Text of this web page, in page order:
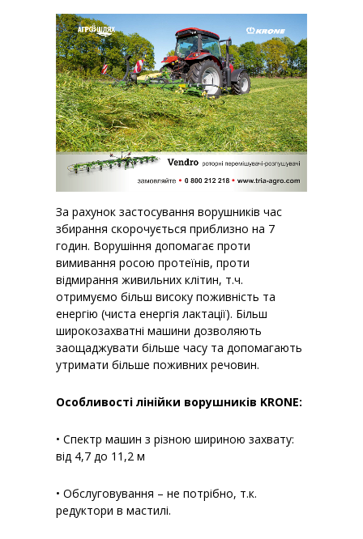
За рахунок застосування ворушників час
збирання скорочується приблизно на 7
годин. Ворушіння допомагає проти
вимивання росою протеїнів, проти
відмирання живильних клітин, т.ч.
отримуємо більш високу поживність та
енергію (чиста енергія лактації). Більш
широкозахватні машини дозволяють
заощаджувати більше часу та допомагають
утримати більше поживних речовин.
Особливості лінійки ворушників KRONE:
• Спектр машин з різною шириною захвату:
від 4,7 до 11,2 м
• Обслуговування – не потрібно, т.к.
редуктори в мастилі.